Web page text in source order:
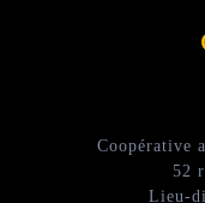
Coopérative
52
Lieu-